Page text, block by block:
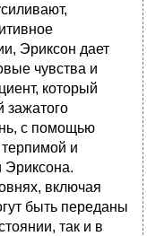
Эриксон дает
чувства и
который
зажатого
с помощью
терпимой и
включая
быть переданы
так и в